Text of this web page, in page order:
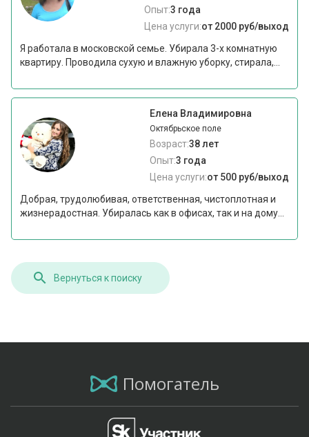
Опыт:3 года
Цена услуги:от 2000 руб/выход
Я работала в московской семье. Убирала 3-х комнатную
квартиру. Проводила сухую и влажную уборку, стирала,...
Елена Владимировна
Октябрьское поле
Возраст:38 лет
Опыт:3 года
Цена услуги:от 500 руб/выход
Добрая, трудолюбивая, ответственная, чистоплотная и
жизнерадостная. Убиралась как в офисах, так и на дому...
Вернуться к поиску
Помогатель